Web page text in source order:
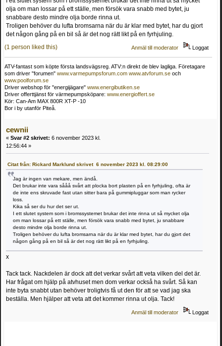
olja om man lossar på ett ställe, men försök vara snabb med bytet, ju
snabbare desto mindre olja borde rinna ut.
Troligen behöver du lufta bromsarna när du är klar med bytet, har du gjort
det någon gång på en bil så är det nog rätt likt på en fyrhjuling.
Anmäl till moderator Loggat
(1 person liked this)
ATV-fantast som köpte första landsvägsreg. ATV:n direkt de blev lagliga. Företagare
som driver "forumen" www.varmepumpsforum.com www.atvforum.se och
www.poolforum.se
Driver webshop för "energijägare" www.energibutiken.se
Driver offerttjänst för värmepumpsköpare: www.energioffert.se
Kör: Can-Am MAX 800R XT-P -10
Bor i by utanför Piteå.
cewnii
« Svar #2 skrivet: 6 november 2023 kl.
12:56:44 »
Citat från: Rickard Marklund skrivet 6 november 2023 kl. 08:29:00
Jag är ingen van mekare, men ändå.
Det brukar inte vara sååå svårt att plocka bort plasten på en fyrhjuling, ofta är
de inte ens skruvade fast utan sitter bara på gummipluggar som man rycker
loss.
Kika så ser du hur det ser ut.
I ett slutet system som i bromssystemet brukar det inte rinna ut så mycket olja
om man lossar på ett ställe, men försök vara snabb med bytet, ju snabbare
desto mindre olja borde rinna ut.
Troligen behöver du lufta bromsarna när du är klar med bytet, har du gjort det
någon gång på en bil så är det nog rätt likt på en fyrhjuling.
x
Tack tack. Nackdelen är dock att det verkar svårt att veta vilken del det är.
Har frågat om hjälp på atvhuset men dom verkar också ha svårt. Så kan
inte byta snabbt utan behöver troligtvis få ut den för att se vad jag ska
beställa. Men hjälper att veta att det kommer rinna ut olja. Tack!
Anmäl till moderator Loggat